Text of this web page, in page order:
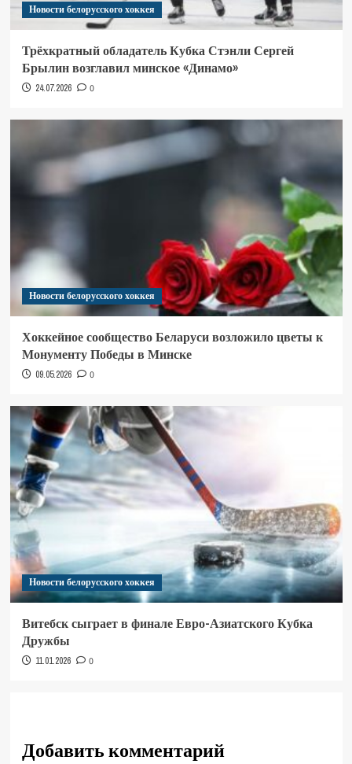
Новости белорусского хоккея
Трёхкратный обладатель Кубка Стэнли Сергей
Брылин возглавил минское «Динамо»
24.07.2026 0
Новости белорусского хоккея
Хоккейное сообщество Беларуси возложило цветы к
Монументу Победы в Минске
09.05.2026 0
Новости белорусского хоккея
Витебск сыграет в финале Евро-Азиатского Кубка
Дружбы
11.01.2026 0
Добавить комментарий